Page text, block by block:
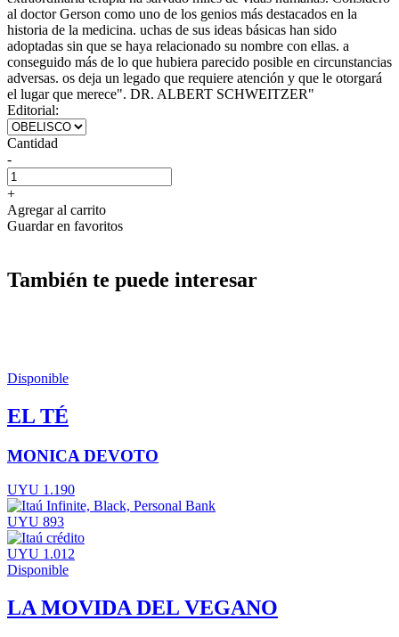
al doctor Gerson como uno de los genios más destacados en la
historia de la medicina. uchas de sus ideas básicas han sido
adoptadas sin que se haya relacionado su nombre con ellas. a
conseguido más de lo que hubiera parecido posible en circunstancias
adversas. os deja un legado que requiere atención y que le otorgará
el lugar que merece". DR. ALBERT SCHWEITZER"
Editorial:
Cantidad
-
+
Agregar al carrito
Guardar en favoritos
También te puede interesar
Disponible
EL TÉ
MONICA DEVOTO
UYU 1.190
UYU 893
UYU 1.012
Disponible
LA MOVIDA DEL VEGANO